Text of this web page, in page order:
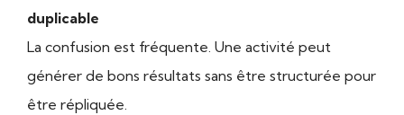
duplicable
La confusion est fréquente. Une activité peut
générer de bons résultats sans être structurée pour
être répliquée.